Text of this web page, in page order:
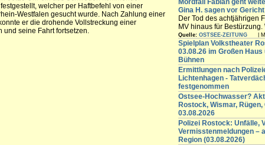
Mordfall Fabian geht
Gina H. sagen vor
Der Tod des achtjährigen
MV hinaus für
Güstrow von der
ermordet? Das versucht
einer mehrwöchigen
am Donnerstag (6.
Quelle: OSTSEE-ZEITUNG |
Spielplan Volkstheater
03.08.26 im Großen
Bühnen
Ermittlungen nach
Lichtenhagen -
festgenommen
Ostsee-Hochwasser?
Rostock, Wismar,
03.08.2026
Polizei Rostock: Unfälle,
Vermisstenmeldungen –
Region (03.08.2026)
welcher per Haftbefehl von einer
Westfalen gesucht wurde. Nach Zahlung einer
er die drohende Vollstreckung einer
und seine Fahrt fortsetzen.